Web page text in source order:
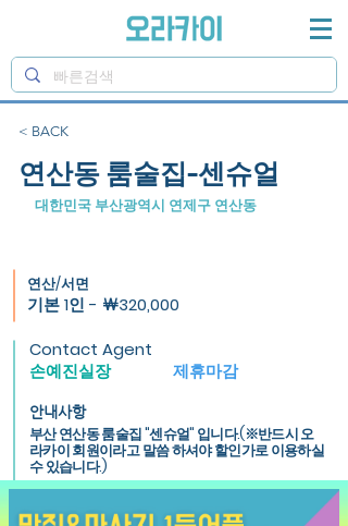
< BACK
연산동 룸술집-센슈얼
대한민국 부산광역시 연제구 연산동
연산/서면
기본 1인 - ￦320,000
제휴마감
손예진실장
Contact Agent
안내사항
부산 연산동 룸술집 "센슈얼" 입니다.(※반드시 오
라카이 회원이라고 말씀 하셔야 할인가로 이용하실
수 있습니다.)